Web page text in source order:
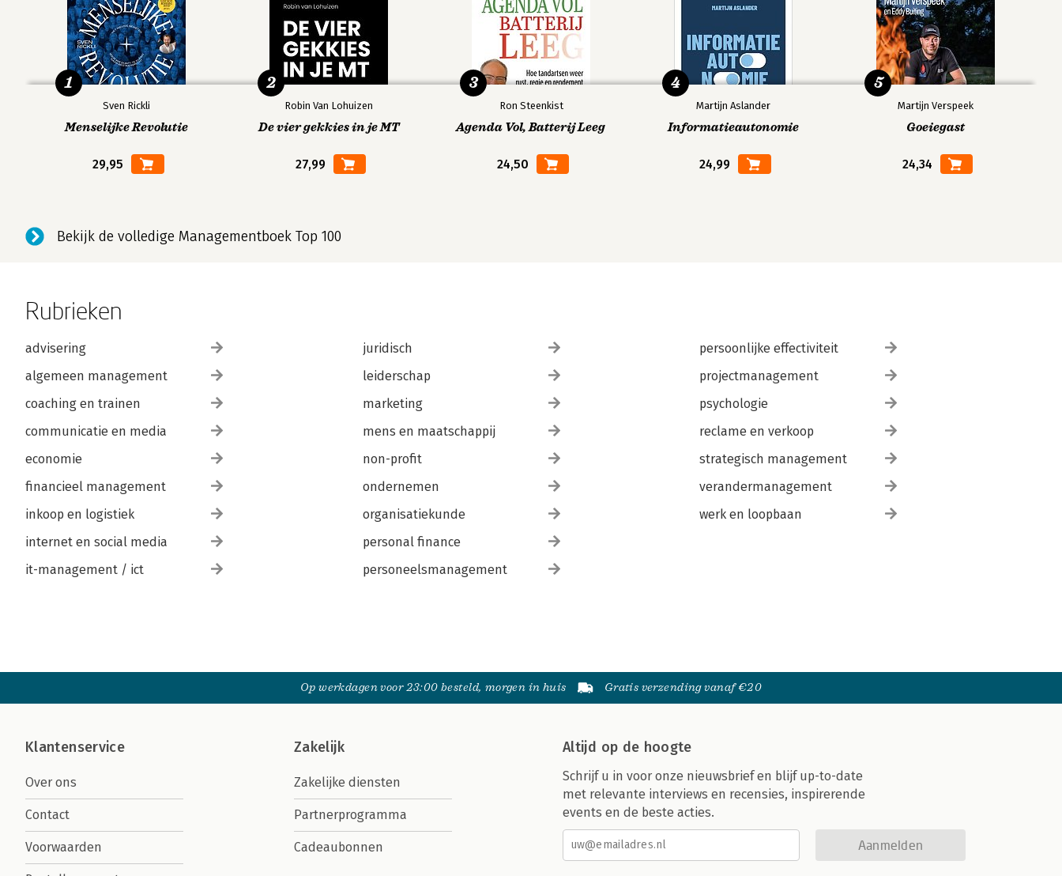
Sven Rickli
Menselijke Revolutie
29,95
1
Robin Van Lohuizen
De vier gekkies in je MT
27,99
2
Ron Steenkist
Agenda Vol, Batterij Leeg
24,50
3
Martijn Aslander
Informatieautonomie
24,99
4
Martijn Verspeek
Goeiegast
24,34
5
Bekijk de volledige Managementboek Top 100
Rubrieken
advisering
algemeen management
coaching en trainen
communicatie en media
economie
financieel management
inkoop en logistiek
internet en social media
it-management / ict
juridisch
leiderschap
marketing
mens en maatschappij
non-profit
ondernemen
organisatiekunde
personal finance
personeelsmanagement
persoonlijke effectiviteit
projectmanagement
psychologie
reclame en verkoop
strategisch management
verandermanagement
werk en loopbaan
Op werkdagen voor 23:00 besteld, morgen in huis Gratis verzending vanaf €20
Klantenservice
Over ons
Contact
Voorwaarden
Zakelijk
Zakelijke diensten
Partnerprogramma
Cadeaubonnen
Altijd op de hoogte
Schrijf u in voor onze nieuwsbrief en blijf up-to-date
met relevante interviews en recensies, inspirerende
events en de beste acties.
Aanmelden